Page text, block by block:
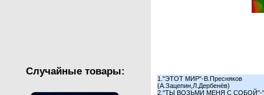
Случайные товары:
1."ЭТОТ МИР"-В.Пресняков
(А.Зацепин,Л.Дербенёв)
2."ТЫ ВОЗЬМИ МЕНЯ С СОБОЙ"-